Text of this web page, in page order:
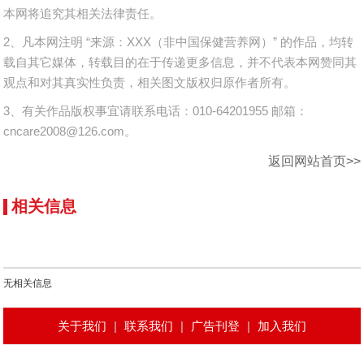
本网将追究其相关法律责任。
2、凡本网注明 “来源：XXX（非中国保健营养网）” 的作品，均转
载自其它媒体，转载目的在于传递更多信息，并不代表本网赞同其
观点和对其真实性负责，相关图文版权归原作者所有。
3、有关作品版权事宜请联系电话：010-64201955 邮箱：
cncare2008@126.com。
返回网站首页>>
相关信息
无相关信息
关于我们 联系我们 广告刊登 加入我们